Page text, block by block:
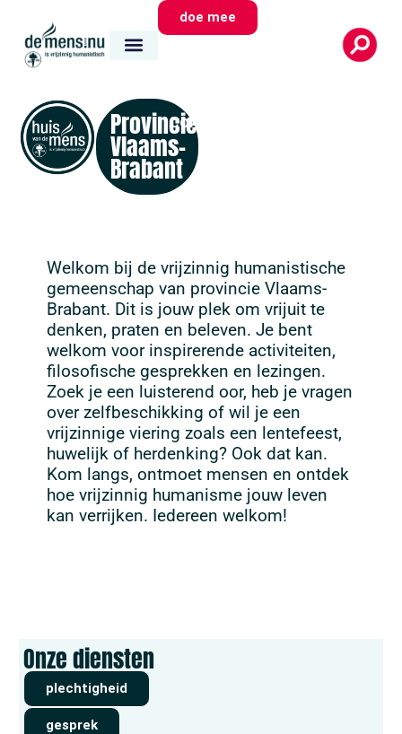
doe mee
Provincie
Vlaams-
Brabant
contact
Welkom bij de vrijzinnig humanistische
gemeenschap van provincie Vlaams-
Brabant. Dit is jouw plek om vrijuit te
denken, praten en beleven. Je bent
welkom voor inspirerende activiteiten,
filosofische gesprekken en lezingen.
Zoek je een luisterend oor, heb je vragen
over zelfbeschikking of wil je een
vrijzinnige viering zoals een lentefeest,
huwelijk of herdenking? Ook dat kan.
Kom langs, ontmoet mensen en ontdek
hoe vrijzinnig humanisme jouw leven
kan verrijken. Iedereen welkom!
Onze diensten
plechtigheid
gesprek